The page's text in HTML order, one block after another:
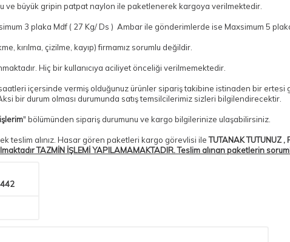
ve büyük gripin patpat naylon ile paketlenerek kargoya verilmektedir.
3 plaka Mdf ( 27 Kg/ Ds ) Ambar ile gönderimlerde ise Maxsimum 5
kırılma, çizilme, kayıp) firmamız sorumlu değildir.
Hiç bir kullanıcıya aciliyet önceliği verilmemektedir.
içersinde vermiş olduğunuz ürünler sipariş takibine istinaden bir ertesi
bir durum olması durumunda satış temsilcilerimiz sizleri bilgilendirecektir.
" bölümünden sipariş durumunu ve kargo bilgilerinize ulaşabilirsiniz.
teslim alınız. Hasar gören paketleri kargo görevlisi ileTUTANAK TUTUNUZ ,
TAZMİN İŞLEMİ YAPILAMAMAKTADIR. Teslim alınan paketlerin